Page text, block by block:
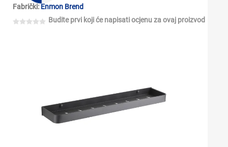
Fabrički:Enmon Brend
Budite prvi koji će napisati ocjenu za ovaj proizvod